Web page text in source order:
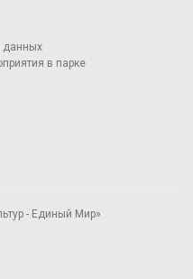
данных
в парке
- Единый Мир»